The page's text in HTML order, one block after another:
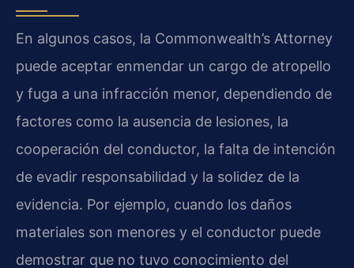
En algunos casos, la Commonwealth’s Attorney
puede aceptar enmendar un cargo de atropello
y fuga a una infracción menor, dependiendo de
factores como la ausencia de lesiones, la
cooperación del conductor, la falta de intención
de evadir responsabilidad y la solidez de la
evidencia. Por ejemplo, cuando los daños
materiales son menores y el conductor puede
demostrar que no tuvo conocimiento del